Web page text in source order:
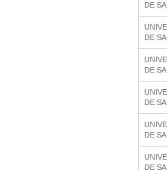
DE
DE
DE
DE
DE
DE